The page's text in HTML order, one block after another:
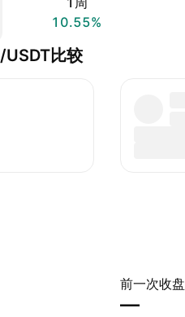
10.55%
比较
前一次收盘
—